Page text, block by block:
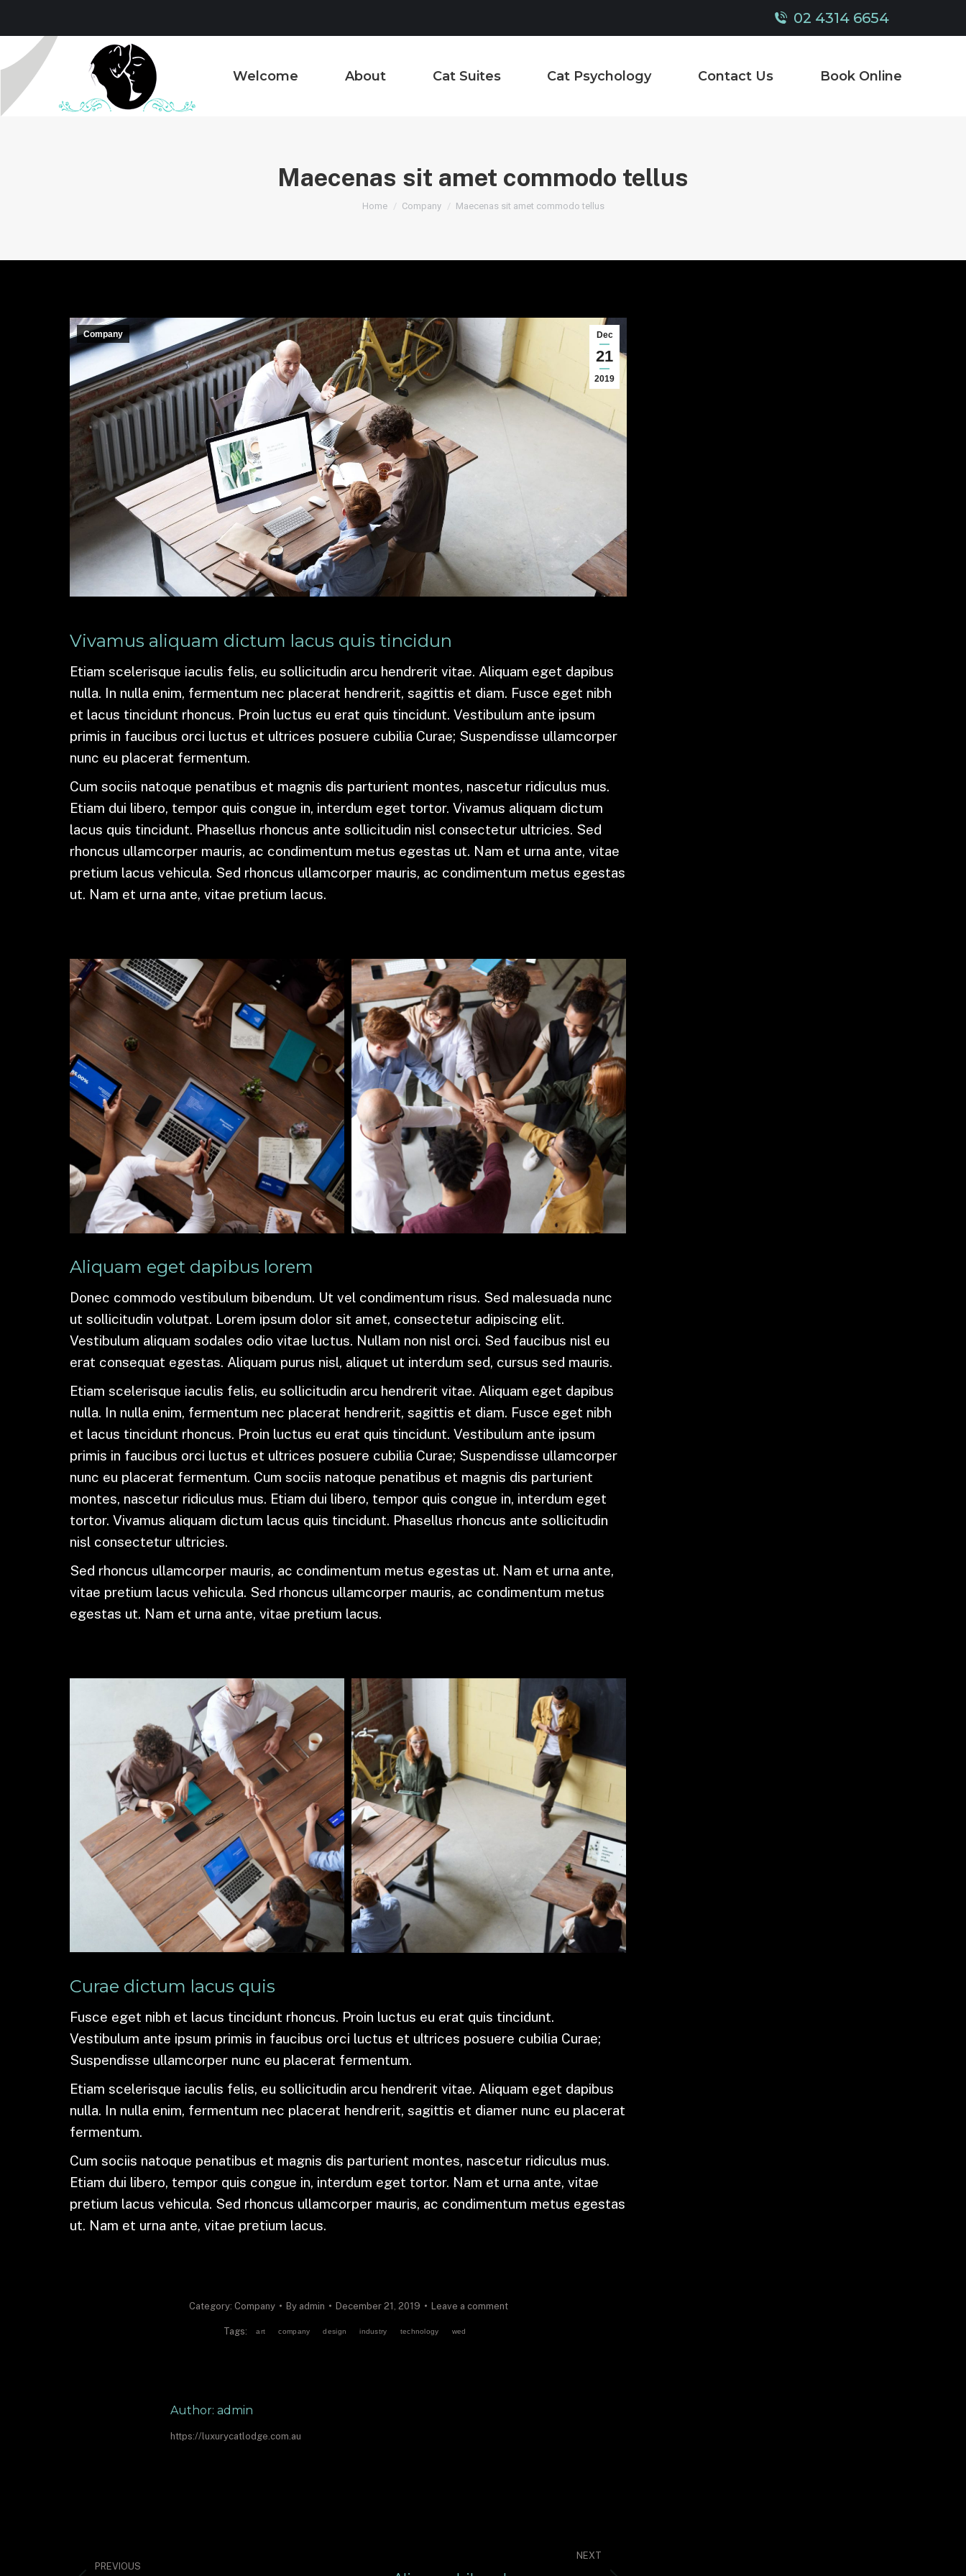
02 4314 6654
Welcome About Cat Suites Cat Psychology Contact Us Book Online
Maecenas sit amet commodo tellus
You are here:
Home Company Maecenas sit amet commodo tellus
Dec
21
2019
Company
Vivamus aliquam dictum lacus quis tincidun
Etiam scelerisque iaculis felis, eu sollicitudin arcu hendrerit vitae. Aliquam eget dapibus
nulla. In nulla enim, fermentum nec placerat hendrerit, sagittis et diam. Fusce eget nibh
et lacus tincidunt rhoncus. Proin luctus eu erat quis tincidunt. Vestibulum ante ipsum
primis in faucibus orci luctus et ultrices posuere cubilia Curae; Suspendisse ullamcorper
nunc eu placerat fermentum.
Cum sociis natoque penatibus et magnis dis parturient montes, nascetur ridiculus mus.
Etiam dui libero, tempor quis congue in, interdum eget tortor. Vivamus aliquam dictum
lacus quis tincidunt. Phasellus rhoncus ante sollicitudin nisl consectetur ultricies. Sed
rhoncus ullamcorper mauris, ac condimentum metus egestas ut. Nam et urna ante, vitae
pretium lacus vehicula. Sed rhoncus ullamcorper mauris, ac condimentum metus egestas
ut. Nam et urna ante, vitae pretium lacus.
Aliquam eget dapibus lorem
Donec commodo vestibulum bibendum. Ut vel condimentum risus. Sed malesuada nunc
ut sollicitudin volutpat. Lorem ipsum dolor sit amet, consectetur adipiscing elit.
Vestibulum aliquam sodales odio vitae luctus. Nullam non nisl orci. Sed faucibus nisl eu
erat consequat egestas. Aliquam purus nisl, aliquet ut interdum sed, cursus sed mauris.
Etiam scelerisque iaculis felis, eu sollicitudin arcu hendrerit vitae. Aliquam eget dapibus
nulla. In nulla enim, fermentum nec placerat hendrerit, sagittis et diam. Fusce eget nibh
et lacus tincidunt rhoncus. Proin luctus eu erat quis tincidunt. Vestibulum ante ipsum
primis in faucibus orci luctus et ultrices posuere cubilia Curae; Suspendisse ullamcorper
nunc eu placerat fermentum. Cum sociis natoque penatibus et magnis dis parturient
montes, nascetur ridiculus mus. Etiam dui libero, tempor quis congue in, interdum eget
tortor. Vivamus aliquam dictum lacus quis tincidunt. Phasellus rhoncus ante sollicitudin
nisl consectetur ultricies.
Sed rhoncus ullamcorper mauris, ac condimentum metus egestas ut. Nam et urna ante,
vitae pretium lacus vehicula. Sed rhoncus ullamcorper mauris, ac condimentum metus
egestas ut. Nam et urna ante, vitae pretium lacus.
Curae dictum lacus quis
Fusce eget nibh et lacus tincidunt rhoncus. Proin luctus eu erat quis tincidunt.
Vestibulum ante ipsum primis in faucibus orci luctus et ultrices posuere cubilia Curae;
Suspendisse ullamcorper nunc eu placerat fermentum.
Etiam scelerisque iaculis felis, eu sollicitudin arcu hendrerit vitae. Aliquam eget dapibus
nulla. In nulla enim, fermentum nec placerat hendrerit, sagittis et diamer nunc eu placerat
fermentum.
Cum sociis natoque penatibus et magnis dis parturient montes, nascetur ridiculus mus.
Etiam dui libero, tempor quis congue in, interdum eget tortor. Nam et urna ante, vitae
pretium lacus vehicula. Sed rhoncus ullamcorper mauris, ac condimentum metus egestas
ut. Nam et urna ante, vitae pretium lacus.
Category: Company By admin December 21, 2019 Leave a comment
Tags: art company design industry technology wed
Author: admin
https://luxurycatlodge.com.au
PREVIOUS
NEXT